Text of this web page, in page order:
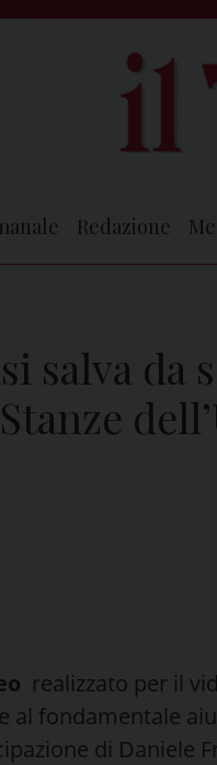
Redazione
salva da
realizzato per il
al fondamentale
di Daniele